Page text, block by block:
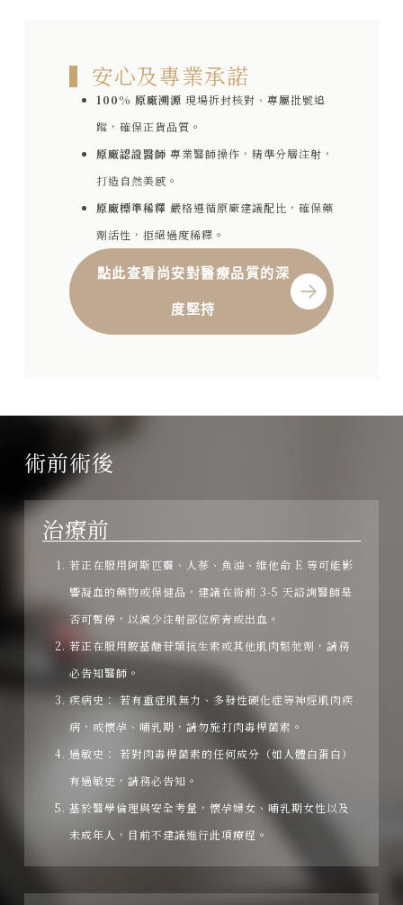
▍安心及專業承諾
100% 原廠溯源 現場拆封核對、專屬批號追
蹤，確保正貨品質。
原廠認證醫師 專業醫師操作，精準分層注射，
打造自然美感。
原廠標準稀釋 嚴格遵循原廠建議配比，確保藥
劑活性，拒絕過度稀釋。
點此查看尚安對醫療品質的深
度堅持
術前術後
治療前
若正在服用阿斯匹靈、人蔘、魚油、維他命 E 等可能影
響凝血的藥物或保健品，建議在術前 3-5 天諮詢醫師是
否可暫停，以減少注射部位瘀青或出血。
若正在服用胺基醣苷類抗生素或其他肌肉鬆弛劑，請務
必告知醫師。
疾病史： 若有重症肌無力、多發性硬化症等神經肌肉疾
病，或懷孕、哺乳期，請勿施打肉毒桿菌素。
過敏史： 若對肉毒桿菌素的任何成分（如人體白蛋白）
有過敏史，請務必告知。
基於醫學倫理與安全考量，懷孕婦女、哺乳期女性以及
未成年人，目前不建議進行此項療程。